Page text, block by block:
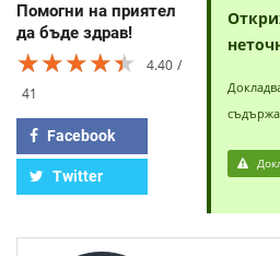
Помогни на приятел
да бъде здрав!
★★★★★
★★★★★
★★★★★
4.40
41
Facebook
Twitter